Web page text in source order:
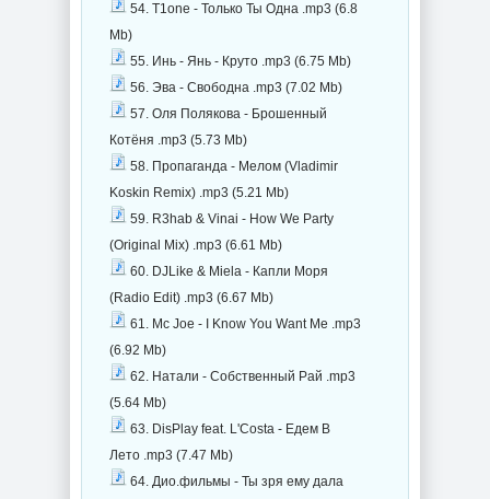
54. T1one - Только Ты Одна .mp3 (6.8
Mb)
55. Инь - Янь - Круто .mp3 (6.75 Mb)
56. Эва - Свободна .mp3 (7.02 Mb)
57. Оля Полякова - Брошенный
Котёня .mp3 (5.73 Mb)
58. Пропаганда - Мелом (Vladimir
Koskin Remix) .mp3 (5.21 Mb)
59. R3hab & Vinai - How We Party
(Original Mix) .mp3 (6.61 Mb)
60. DJLike & Miela - Капли Моря
(Radio Edit) .mp3 (6.67 Mb)
61. Mc Joe - I Know You Want Me .mp3
(6.92 Mb)
62. Натали - Собственный Рай .mp3
(5.64 Mb)
63. DisPlay feat. L'Costa - Едем В
Лето .mp3 (7.47 Mb)
64. Дио.фильмы - Ты зря ему дала